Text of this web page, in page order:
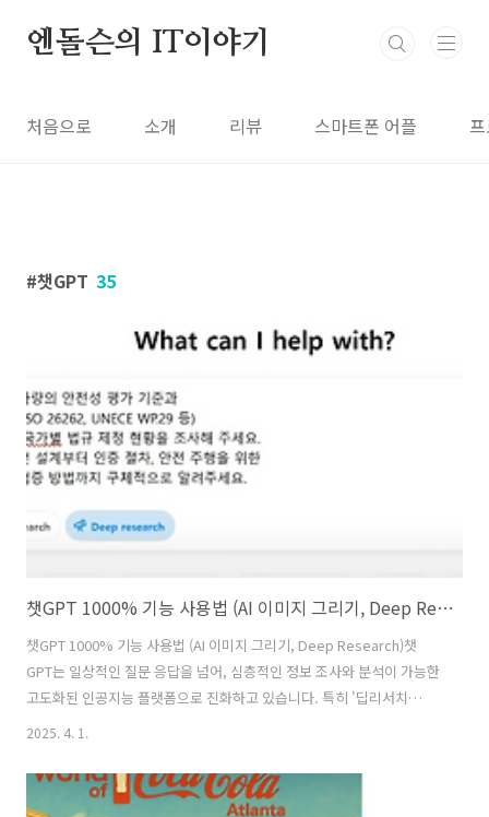
엔돌슨의 IT이야기
처음으로 소개 리뷰 스마트폰 어플
챗GPT 35
챗GPT 1000% 기능 사용법 (AI 이미지 그리기, Deep Research)
챗GPT 1000% 기능 사용법 (AI 이미지 그리기, Deep Research)챗
GPT는 일상적인 질문 응답을 넘어, 심층적인 정보 조사와 분석이 가능한
고도화된 인공지능 플랫폼으로 진화하고 있습니다. 특히 '딥리서치
(Deep Research)' 기능은 단순한 대화형 AI를 넘어, 전문적인 리포트
용한 기능입니다. 이제 박사급 논문도 챗GPT 사용법 중에 딥리서치를 사
용하면 쉽게 만들어 낼 수 있다는 말입니다. 딥리서치 기능의 작동 방식
2025. 4. 1.